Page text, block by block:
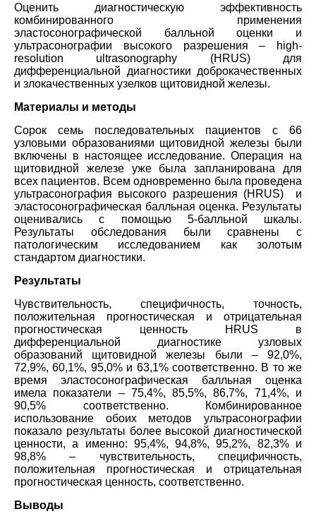
Оценить диагностическую эффективность
комбинированного применения
эластосонографической балльной оценки и
ультрасонографии высокого разрешения – high-
resolution ultrasonography (HRUS) для
дифференциальной диагностики доброкачественных
и злокачественных узелков щитовидной железы.
Материалы и методы
Сорок семь последовательных пациентов с 66
узловыми образованиями щитовидной железы были
включены в настоящее исследование. Операция на
щитовидной железе уже была запланирована для
всех пациентов. Всем одновременно была проведена
ультрасонография высокого разрешения (HRUS) и
эластосонографическая балльная оценка. Результаты
оценивались с помощью 5-балльной шкалы.
Результаты обследования были сравнены с
патологическим исследованием как золотым
стандартом диагностики.
Результаты
Чувствительность, специфичность, точность,
положительная прогностическая и отрицательная
прогностическая ценность HRUS в
дифференциальной диагностике узловых
образований щитовидной железы были – 92,0%,
72,9%, 60,1%, 95,0% и 63,1% соответственно. В то же
время эластосонографическая балльная оценка
имела показатели – 75,4%, 85,5%, 86,7%, 71,4%, и
90,5% соответственно. Комбинированное
использование обоих методов ультрасонографии
показало результаты более высокой диагностической
ценности, а именно: 95,4%, 94,8%, 95,2%, 82,3% и
98,8% – чувствительность, специфичность,
положительная прогностическая и отрицательная
прогностическая ценность, соответственно.
Выводы